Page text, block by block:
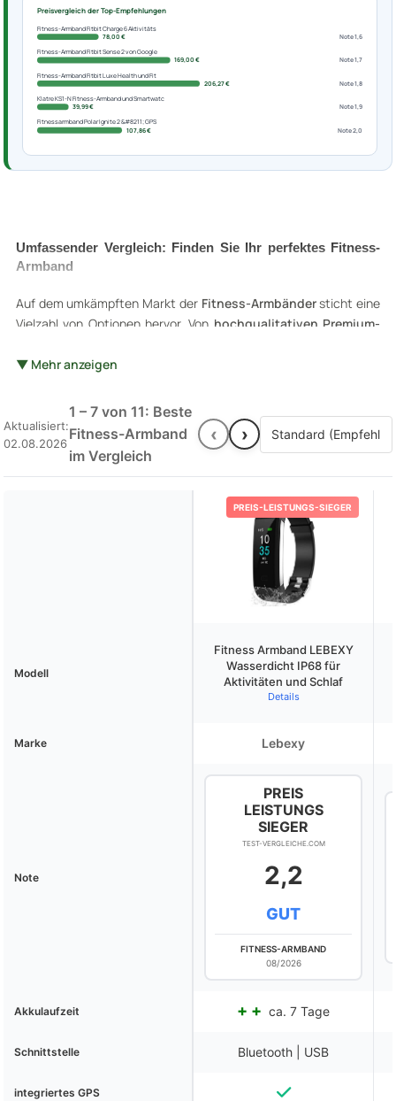
Preisvergleich der Top-Empfehlungen
Fitness-Armband Fitbit Charge 6 Aktivitäts
78,00 €
Note 1,6
Fitness-Armband Fitbit Sense 2 von Google
169,00 €
Note 1,7
Fitness-Armband Fitbit Luxe Health und Fit
206,27 €
Note 1,8
Klatre KS1-N Fitness-Armband und Smartwatc
39,99 €
Note 1,9
Fitnessarmband Polar Ignite 2 &#8211; GPS
107,86 €
Note 2,0
Umfassender Vergleich: Finden Sie Ihr perfektes Fitness-
Armband
Auf dem umkämpften Markt der Fitness-Armbändersticht eine
Vielzahl von Optionen hervor. Von hochqualitativen Premium-
Auswahl kann überwältigend sein. In unserem
Aspekte gegenüber und helfen Ihnen dabei, das Armband zu
finden, das Ihren Anforderungen am besten entspricht. Dabei
berücksichtigen wir beliebte Funktionen wie
Herzfrequenzmessung
. Halten Sie Ihr Fitness-Level mit dem
▼ Mehr anzeigen
Aktualisiert:
02.08.2026
1 – 7 von 11: Beste
Fitness-Armband
im Vergleich
‹ ›
PREIS-LEISTUNGS-SIEGER
Modell
Fitness Armband LEBEXY
Wasserdicht IP68 für
Aktivitäten und Schlaf
Details
Marke Lebexy
Note
PREIS
LEISTUNGS
SIEGER
TEST-VERGLEICHE.COM
2,2
GUT
FITNESS-ARMBAND
08/2026
Akkulaufzeit ca. 7 Tage
Schnittstelle Bluetooth | USB
integriertes GPS